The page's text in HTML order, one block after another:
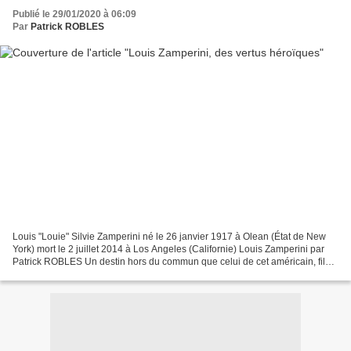
Publié le 29/01/2020 à 06:09
Par Patrick ROBLES
Louis "Louie" Silvie Zamperini né le 26 janvier 1917 à Olean (État de New
York) mort le 2 juillet 2014 à Los Angeles (Californie) Louis Zamperini par
Patrick ROBLES Un destin hors du commun que celui de cet américain, fils